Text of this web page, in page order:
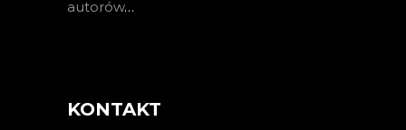
autorów…
KONTAKT